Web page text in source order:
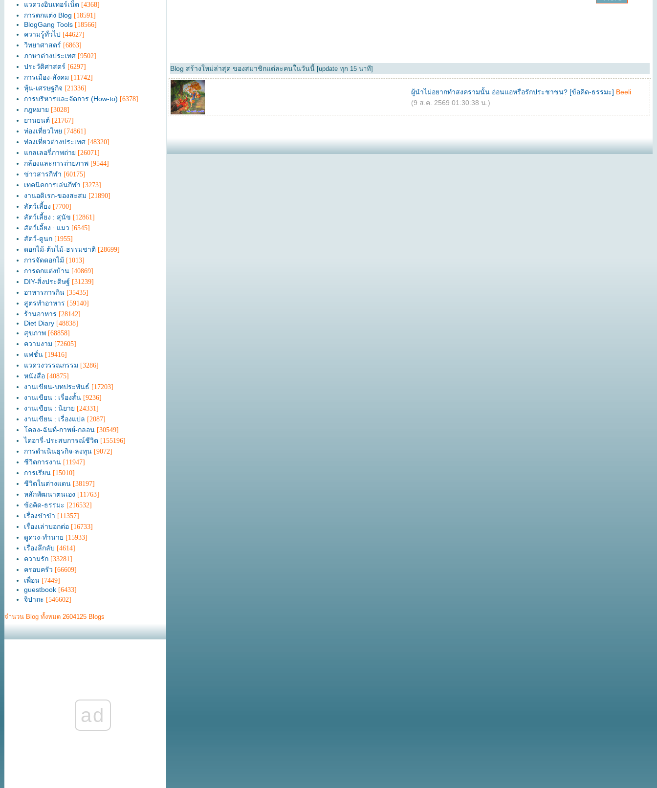
แวดวงอินเทอร์เน็ต [4368]
การตกแต่ง Blog [18591]
BlogGang Tools [18566]
ความรู้ทั่วไป [44627]
วิทยาศาสตร์ [6863]
ภาษาต่างประเทศ [9502]
ประวัติศาสตร์ [6297]
การเมือง-สังคม [11742]
หุ้น-เศรษฐกิจ [21336]
การบริหารและจัดการ (How-to) [6378]
กฎหมาย [3028]
ยานยนต์ [21767]
ท่องเที่ยวไทย [74861]
ท่องเที่ยวต่างประเทศ [48320]
แกลเลอรี่ภาพถ่าย [26071]
กล้องและการถ่ายภาพ [9544]
ข่าวสารกีฬา [60175]
เทคนิคการเล่นกีฬา [3273]
งานอดิเรก-ของสะสม [21890]
สัตว์เลี้ยง [7700]
สัตว์เลี้ยง : สุนัข [12861]
สัตว์เลี้ยง : แมว [6545]
สัตว์-ดูนก [1955]
ดอกไม้-ต้นไม้-ธรรมชาติ [28699]
การจัดดอกไม้ [1013]
การตกแต่งบ้าน [40869]
DIY-สิ่งประดิษฐ์ [31239]
อาหารการกิน [35435]
สูตรทำอาหาร [59140]
ร้านอาหาร [28142]
Diet Diary [48838]
สุขภาพ [68858]
ความงาม [72605]
แฟชั่น [19416]
แวดวงวรรณกรรม [3286]
หนังสือ [40875]
งานเขียน-บทประพันธ์ [17203]
งานเขียน : เรื่องสั้น [9236]
งานเขียน : นิยาย [24331]
งานเขียน : เรื่องแปล [2087]
โคลง-ฉันท์-กาพย์-กลอน [30549]
ไดอารี่-ประสบการณ์ชีวิต [155196]
การดำเนินธุรกิจ-ลงทุน [9072]
ชีวิตการงาน [11947]
การเรียน [15010]
ชีวิตในต่างแดน [38197]
หลักพัฒนาตนเอง [11763]
ข้อคิด-ธรรมะ [216532]
เรื่องขำขำ [11357]
เรื่องเล่าบอกต่อ [16733]
ดูดวง-ทำนาย [15933]
เรื่องลึกลับ [4614]
ความรัก [33281]
ครอบครัว [66609]
เพื่อน [7449]
guestbook [6433]
จิปาถะ [546602]
จำนวน Blog ทั้งหมด 2604125 Blogs
ad
Blog สร้างใหม่ล่าสุด ของสมาชิกแต่ละคนในวันนี้ [update ทุก 15 นาที]
ผู้นำไม่อยากทำสงครามนั้น อ่อนแอหรือรักประชาชน? [ข้อคิด-ธรรมะ] Beeli
(9 ส.ค. 2569 01:30:38 น.)